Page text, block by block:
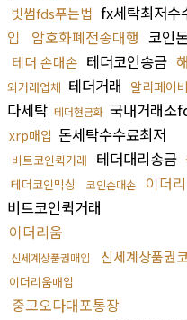
빗썸fds푸는법 fx세탁최저수
입
암호화폐전송대행 코인
테더 손대손 테더코인송금
외거래업체 테더거래 알리페이
다세탁 테더현금화 국내거래소
xrp매입 돈세탁수수료최저
비트코인퀵거래 테더대리송금
테더코인믹싱 코인손대손 이더
비트코인퀵거래
이더리움
신세계상품권매입 신세계상품권
이더리움매입
중고오다대포통장